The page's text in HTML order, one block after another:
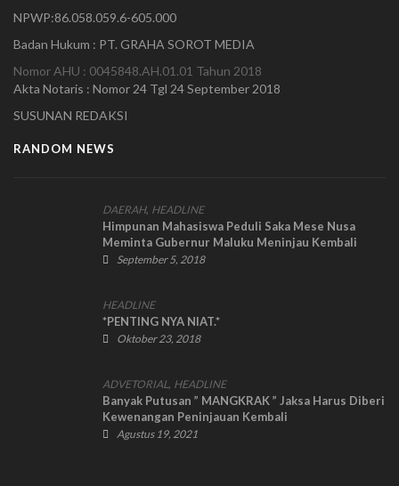
NPWP:86.058.059.6-605.000
Badan Hukum : PT. GRAHA SOROT MEDIA
Nomor AHU : 0045848.AH.01.01 Tahun 2018
Akta Notaris : Nomor 24 Tgl 24 September 2018
SUSUNAN REDAKSI
RANDOM NEWS
DAERAH, HEADLINE
Himpunan Mahasiswa Peduli Saka Mese Nusa
Meminta Gubernur Maluku Meninjau Kembali
Rekom PT Tanjung Wana Sejahtera
September 5, 2018
HEADLINE
*PENTING NYA NIAT.*
Oktober 23, 2018
ADVETORIAL, HEADLINE
Banyak Putusan ” MANGKRAK ” Jaksa Harus Diberi
Kewenangan Peninjauan Kembali
Agustus 19, 2021